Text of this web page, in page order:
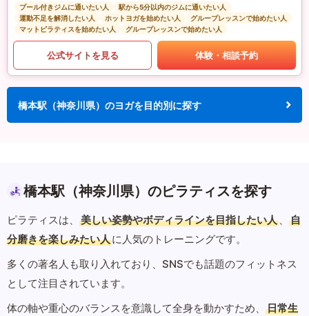
プール付きジムに通いたい人
駅から5分以内のジムに通いたい人
運動不足を解消したい人
ホットヨガを始めたい人
グループレッスンで始めたい人
マットピラティスを始めたい人
グループレッスンで始めたい人
公式サイトを見る 体験・相談予約
橋本駅（神奈川県）のヨガを目的別に探す
橋本駅（神奈川県）のピラティスを探す
ピラティスは、 美しい姿勢やボディラインを目指したい人 、
自
分磨きを楽しみたい人に人気のトレーニングです。
多くの著名人も取り入れており、SNSでも話題のフィットネス
として注目されています。
体の軸や重心のバランスを意識して全身を動かすため、
日常生